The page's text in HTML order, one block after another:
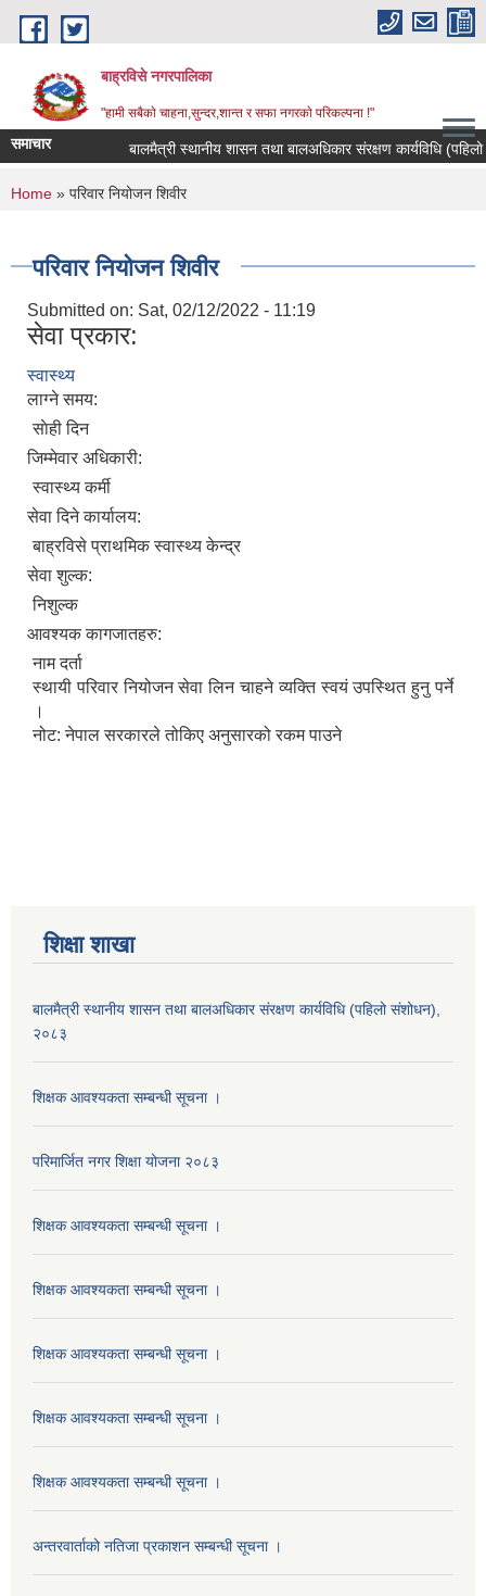
Skip to main content
बाह्रविसे नगरपालिका
"हामी सबैकाे चाहना,सुन्दर,शान्त र सफा नगरकाे परिकल्पना !"
समाचार बालमैत्री स्थानीय शासन तथा बालअधिकार संरक्षण कार्यविधि (पहिलो
You are here
Home » परिवार नियोजन शिवीर
परिवार नियोजन शिवीर
Submitted on: Sat, 02/12/2022 - 11:19
सेवा प्रकार:
स्वास्थ्य
लाग्ने समय:
साेही दिन
जिम्मेवार अधिकारी:
स्वास्थ्य कर्मी
सेवा दिने कार्यालय:
बाह्रविसे प्राथमिक स्वास्थ्य केन्द्र
सेवा शुल्क:
निशुल्क
आवश्यक कागजातहरु:
नाम दर्ता
स्थायी परिवार नियोजन सेवा लिन चाहने व्यक्ति स्वयं उपस्थित हुनु पर्ने
।
नोट: नेपाल सरकारले तोकिए अनुसारको रकम पाउने
शिक्षा शाखा
बालमैत्री स्थानीय शासन तथा बालअधिकार संरक्षण कार्यविधि (पहिलो संशोधन),
२०८३
शिक्षक आवश्यकता सम्बन्धी सूचना ।
परिमार्जित नगर शिक्षा योजना २०८३
शिक्षक आवश्यकता सम्बन्धी सूचना ।
शिक्षक आवश्यकता सम्बन्धी सूचना ।
शिक्षक आवश्यकता सम्बन्धी सूचना ।
शिक्षक आवश्यकता सम्बन्धी सूचना ।
शिक्षक आवश्यकता सम्बन्धी सूचना ।
अन्तरवार्ताको नतिजा प्रकाशन सम्बन्धी सूचना ।